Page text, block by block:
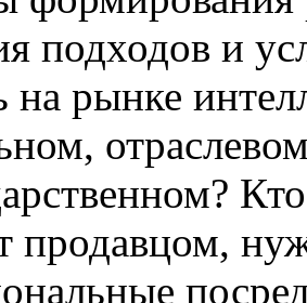
подходов и
на рынке
продавцом,